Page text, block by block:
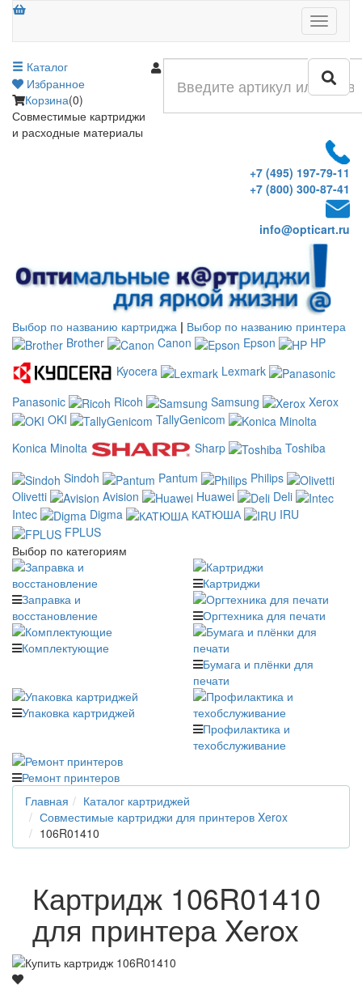
Меню
Каталог
Избранное
Корзина(0)
Совместимые картриджи
и расходные материалы
+7 (495) 197-79-11
+7 (800) 300-87-41
info@opticart.ru
Выбор по названию картриджа | Выбор по названию принтера
Brother
Canon Epson
HP
Kyocera
Lexmark
Panasonic
Ricoh Samsung
Xerox
OKI
TallyGenicom
Konica Minolta
Sharp
Toshiba
Sindoh
Pantum
Philips
Olivetti
Avision Huawei
Deli
Intec
Digma КАТЮША
IRU
FPLUS
Выбор по категориям
Заправка и
восстановление
Картриджи
Оргтехника для печати
Комплектующие
Бумага и плёнки для
печати
Упаковка картриджей
Профилактика и
техобслуживание
Ремонт принтеров
Главная
Каталог картриджей
Совместимые картриджи для принтеров Xerox
106R01410
Картридж 106R01410
для принтера Xerox